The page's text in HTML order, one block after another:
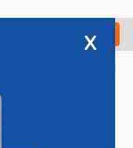
Check in
x